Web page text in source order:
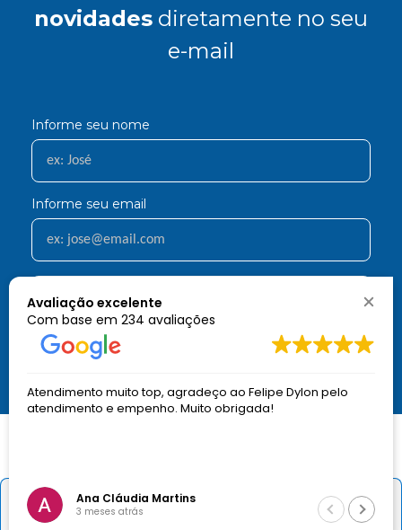
＋
－ Comprar
novidades diretamente no seu
e-mail
Informe seu nome
Informe seu email
Aqui você economiza nas suas compras e não recebe spam.
Sobre a Dormed
Avaliação excelente
Com base em 234 avaliações
Atendimento muito top, agradeço ao Felipe Dylon pelo
atendimento e empenho. Muito obrigada!
Ana Cláudia Martins
3 meses atrás